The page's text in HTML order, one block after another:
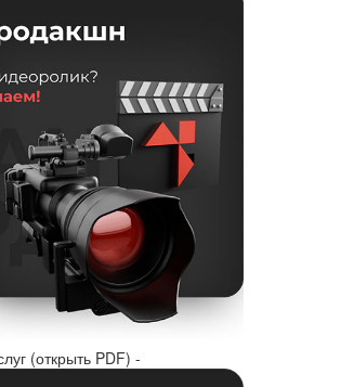
(открыть PDF) -